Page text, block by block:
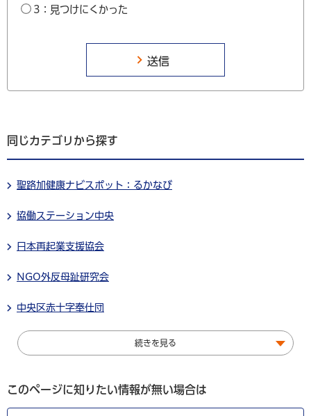
3：見つけにくかった
同じカテゴリから探す
聖路加健康ナビスポット：るかなび
協働ステーション中央
日本再起業支援協会
NGO外反母趾研究会
中央区赤十字奉仕団
続きを見る
このページに知りたい情報が無い場合は